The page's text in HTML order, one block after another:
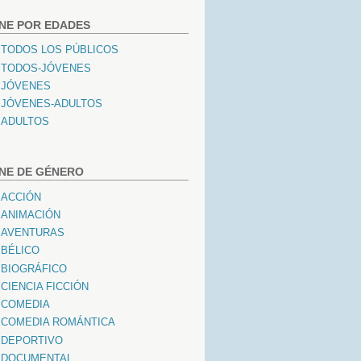
POR EDADES
TODOS LOS PÚBLICOS
TODOS-JÓVENES
JÓVENES
JÓVENES-ADULTOS
ADULTOS
DE GÉNERO
ACCIÓN
ANIMACIÓN
AVENTURAS
BÉLICO
BIOGRÁFICO
CIENCIA FICCIÓN
COMEDIA
COMEDIA ROMÁNTICA
DEPORTIVO
DOCUMENTAL